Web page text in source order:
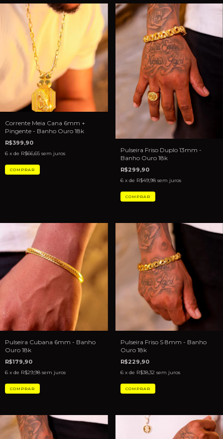
Corrente Meia Cana 6mm +
Pingente - Banho Ouro 18k
R$399,90
6 x de R$66,65 sem juros
Pulseira Friso Duplo 13mm -
Banho Ouro 18k
R$299,90
6 x de R$49,98 sem juros
Pulseira Cubana 6mm - Banho
Ouro 18k
R$179,90
6 x de R$29,98 sem juros
Pulseira Friso S 8mm - Banho
Ouro 18k
R$229,90
6 x de R$38,32 sem juros